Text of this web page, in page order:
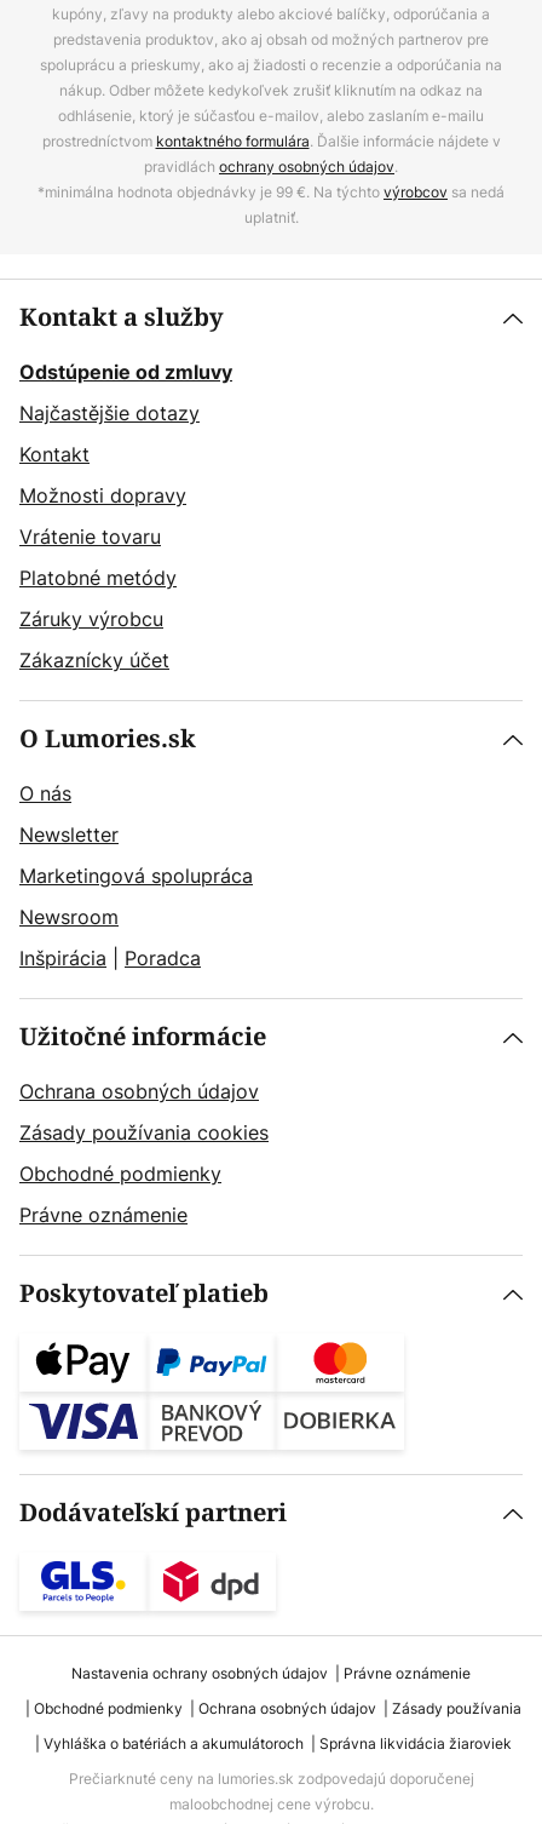
kupóny, zľavy na produkty alebo akciové balíčky, odporúčania a
predstavenia produktov, ako aj obsah od možných partnerov pre
spoluprácu a prieskumy, ako aj žiadosti o recenzie a odporúčania na
nákup. Odber môžete kedykoľvek zrušiť kliknutím na odkaz na
odhlásenie, ktorý je súčasťou e-mailov, alebo zaslaním e-mailu
prostredníctvom kontaktného formulára. Ďalšie informácie nájdete v
pravidlách ochrany osobných údajov.
*minimálna hodnota objednávky je 99 €. Na týchtovýrobcov sa nedá
uplatniť.
Kontakt a služby
Odstúpenie od zmluvy
Najčastějšie dotazy
Kontakt
Možnosti dopravy
Vrátenie tovaru
Platobné metódy
Záruky výrobcu
Zákaznícky účet
O Lumories.sk
O nás
Newsletter
Marketingová spolupráca
Newsroom
Inšpirácia
Poradca
Užitočné informácie
Ochrana osobných údajov
Zásady používania cookies
Obchodné podmienky
Právne oznámenie
Poskytovateľ platieb
Dodávateľskí partneri
Nastavenia ochrany osobných údajov
Právne oznámenie
Obchodné podmienky
Ochrana osobných údajov
Zásady používania
Vyhláška o batériách a akumulátoroch
Správna likvidácia žiaroviek
Prečiarknuté ceny na lumories.sk zodpovedajú doporučenej
maloobchodnej cene výrobcu.